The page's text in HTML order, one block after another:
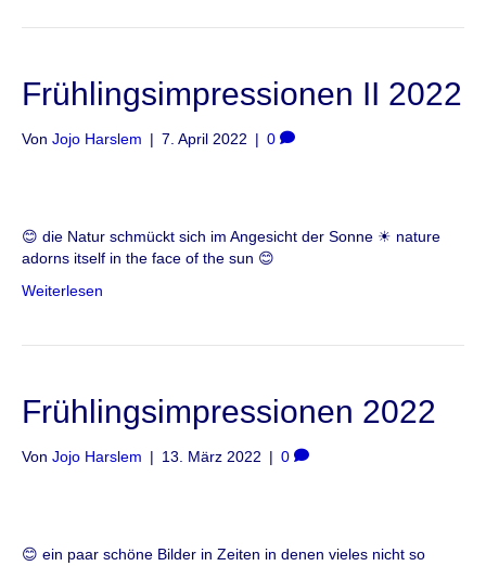
Frühlingsimpressionen II 2022
Von Jojo Harslem | 7. April 2022 | 0
😊 die Natur schmückt sich im Angesicht der Sonne ☀ nature
adorns itself in the face of the sun 😊
Weiterlesen
Frühlingsimpressionen 2022
Von Jojo Harslem | 13. März 2022 | 0
😊 ein paar schöne Bilder in Zeiten in denen vieles nicht so